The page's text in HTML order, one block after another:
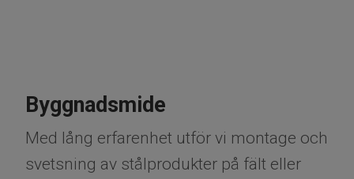
Byggnadsmide
Med lång erfarenhet utför vi montage och
svetsning av stålprodukter på fält eller